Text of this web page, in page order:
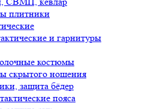
плитники
и гарнитуры
костюмы
скрытого ношения
защита бёдер
пояса